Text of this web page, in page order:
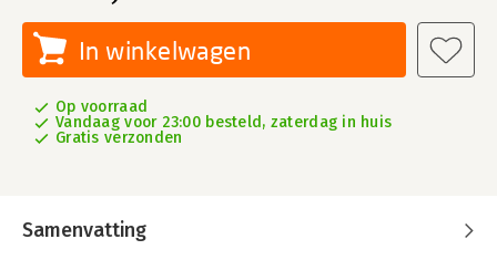
In winkelwagen
Op voorraad
Vandaag voor 23:00 besteld, zaterdag in huis
Gratis verzonden
Samenvatting